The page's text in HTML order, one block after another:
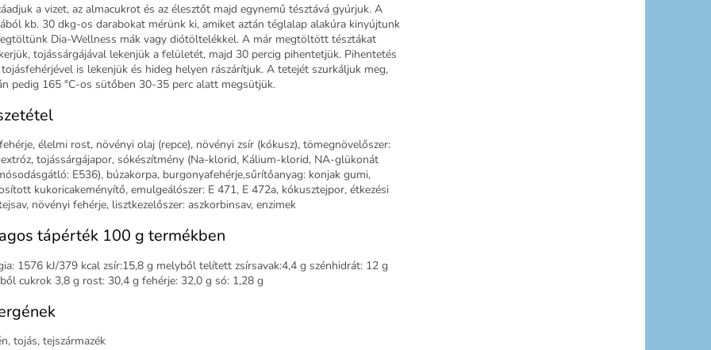
a vizet, az almacukrot és az élesztőt majd egynemű tésztává gyúrjuk. A
kb. 30 dkg-os darabokat mérünk ki, amiket aztán téglalap alakúra kinyújtunk
Dia-Wellness mák vagy diótöltelékkel. A már megtöltött tésztákat
tojássárgájával lekenjük a felületét, majd 30 percig pihentetjük. Pihentetés
is lekenjük és hideg helyen rászárítjuk. A tetejét szurkáljuk meg,
pedig 165 °C-os sütőben 30-35 perc alatt megsütjük.
élelmi rost, növényi olaj (repce), növényi zsír (kókusz), tömegnövelőszer:
tojássárgájapor, sókészítmény (Na-klorid, Kálium-klorid, NA-glükonát
E536), búzakorpa, burgonyafehérje,sűrítőanyag: konjak gumi,
kukoricakeményítő, emulgeálószer: E 471, E 472a, kókusztejpor, étkezési
növényi fehérje, lisztkezelőszer: aszkorbinsav, enzimek
tápérték 100 g termékben
1576 kJ/379 kcal zsír:15,8 g melyből telített zsírsavak:4,4 g szénhidrát: 12 g
cukrok 3,8 g rost: 30,4 g fehérje: 32,0 g só: 1,28 g
tojás, tejszármazék